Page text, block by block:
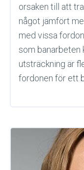
orsaken till att
något jämfört
med vissa
som
utsträckning är
fordonen för ett